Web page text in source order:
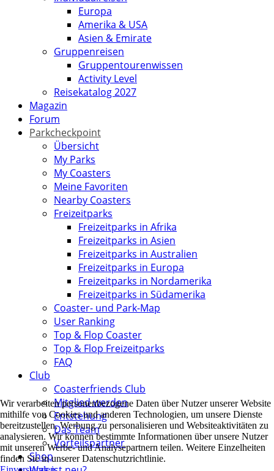
Europa
Amerika & USA
Asien & Emirate
Gruppenreisen
Gruppentourenwissen
Activity Level
Reisekatalog 2027
Magazin
Forum
Parkcheckpoint
Übersicht
My Parks
My Coasters
Meine Favoriten
Nearby Coasters
Freizeitparks
Freizeitparks in Afrika
Freizeitparks in Asien
Freizeitparks in Australien
Freizeitparks in Europa
Freizeitparks in Nordamerika
Freizeitparks in Südamerika
Coaster- und Park-Map
User Ranking
Top & Flop Coaster
Top & Flop Freizeitparks
FAQ
Club
Coasterfriends Club
Mitglied werden
Entstehung
Das Team
Vorteilspartner
Shop
Wir verarbeiten personenbezogene Daten über Nutzer unserer Website
mithilfe von Cookies und anderen Technologien, um unsere Dienste
bereitzustellen, Werbung zu personalisieren und Websiteaktivitäten zu
analysieren. Wir können bestimmte Informationen über unsere Nutzer
mit unseren Werbe- und Analysepartnern teilen. Weitere Einzelheiten
finden Sie in unserer Datenschutzrichtlinie.